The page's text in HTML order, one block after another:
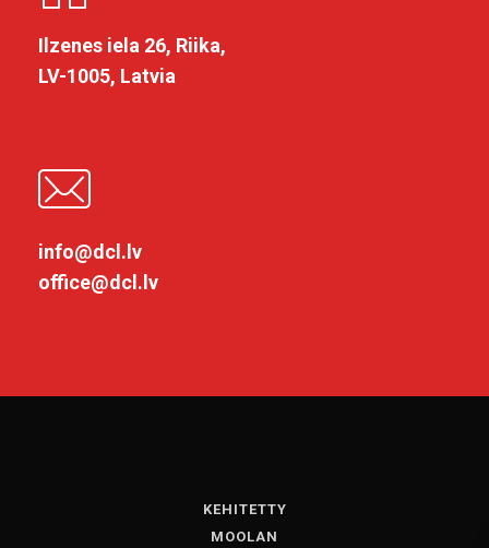
Ilzenes iela 26, Riika,
LV-1005, Latvia
info@dcl.lv
office@dcl.lv
KEHITETTY
MOOLAN